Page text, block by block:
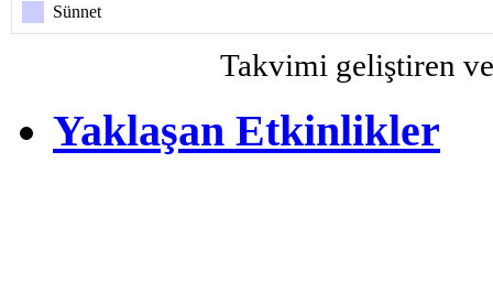
Sünnet
Takvimi geliştiren
Yaklaşan Etkinlikler